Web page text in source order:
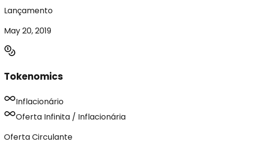
Lançamento
May 20, 2019
Tokenomics
Inflacionário
Oferta Infinita / Inflacionária
Oferta Circulante